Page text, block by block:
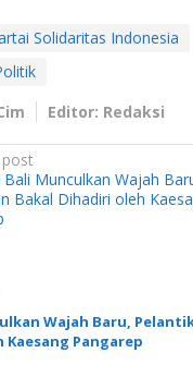
Solidaritas Indonesia
Editor: Redaksi
Bali Munculkan Wajah
Bakal Dihadiri oleh
Wajah Baru,
Pangarep